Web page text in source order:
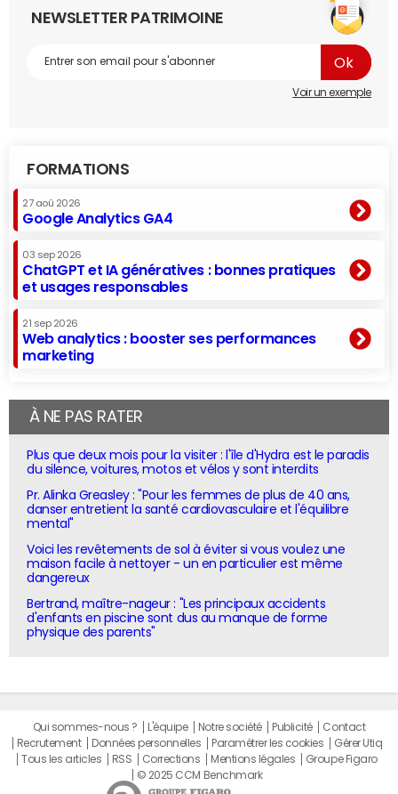
NEWSLETTER PATRIMOINE
Voir un exemple
FORMATIONS
27 aoû 2026
Google Analytics GA4
03 sep 2026
ChatGPT et IA génératives : bonnes pratiques
et usages responsables
21 sep 2026
Web analytics : booster ses performances
marketing
À NE PAS RATER
Plus que deux mois pour la visiter : l'île d'Hydra est le paradis
du silence, voitures, motos et vélos y sont interdits
Pr. Alinka Greasley : "Pour les femmes de plus de 40 ans,
danser entretient la santé cardiovasculaire et l'équilibre
mental"
Voici les revêtements de sol à éviter si vous voulez une
maison facile à nettoyer - un en particulier est même
dangereux
Bertrand, maître-nageur : "Les principaux accidents
d'enfants en piscine sont dus au manque de forme
physique des parents"
Qui sommes-nous ? L'équipe Notre société Publicité
Contact
Recrutement
Données personnelles Paramétrer les cookies
Gérer Utiq
Tous les articles
RSS Corrections Mentions légales
Groupe Figaro
© 2025 CCM Benchmark